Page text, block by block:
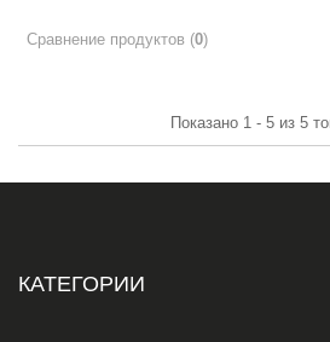
Сравнение продуктов (0)
Показано 1 - 5 из 5
КАТЕГОРИИ